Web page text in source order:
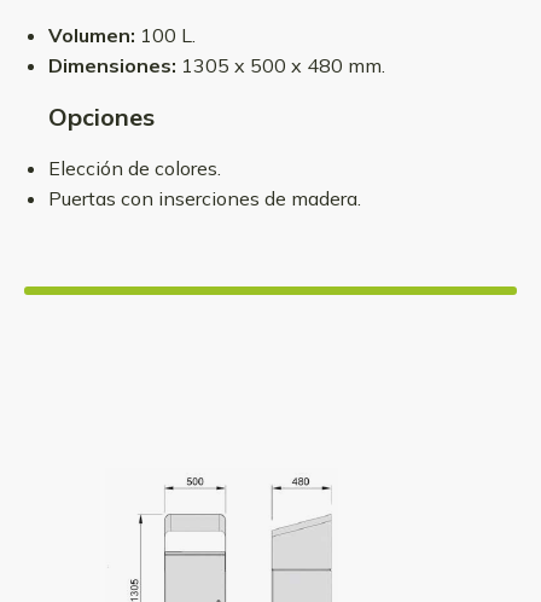
Volumen: 100 L.
Dimensiones: 1305 x 500 x 480 mm.
Opciones
Elección de colores.
Puertas con inserciones de madera.